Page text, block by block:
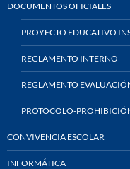
DOCUMENTOS OFICIALES
PROYECTO EDUCATIVO
REGLAMENTO INTERNO
REGLAMENTO
PROTOCOLO-
CONVIVENCIA ESCOLAR
INFORMÁTICA